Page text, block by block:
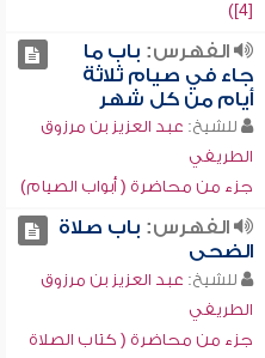
[4])
الفهرس: باب ما
جاء في صيام ثلاثة
أيام من كل شهر
للشيخ: عبد العزيز بن مرزوق
الطريفي
جزء من محاضرة ( أبواب الصيام)
الفهرس: باب صلاة
الضحى
للشيخ: عبد العزيز بن مرزوق
الطريفي
جزء من محاضرة ( كتاب الصلاة